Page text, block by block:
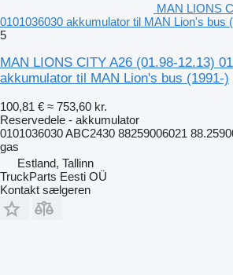
MAN LIONS
0101036030 akkumulator til MAN Lion's bus
5
MAN LIONS CITY A26 (01.98-12.13)
akkumulator til MAN Lion's bus (1991-)
100,81 € ≈ 753,60 kr.
Reservedele - akkumulator
0101036030 ABC2430 88259006021
gas
Estland, Tallinn
TruckParts Eesti OÜ
Kontakt sælgeren